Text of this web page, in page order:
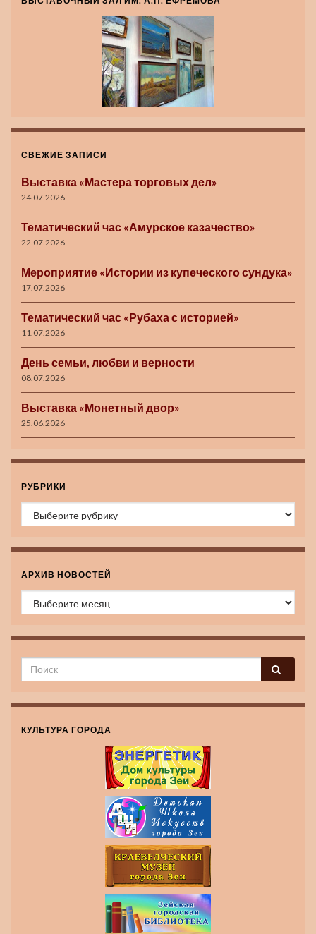
СВЕЖИЕ ЗАПИСИ
Выставка «Мастера торговых дел»
24.07.2026
Тематический час «Амурское казачество»
22.07.2026
Мероприятие «Истории из купеческого сундука»
17.07.2026
Тематический час «Рубаха с историей»
11.07.2026
День семьи, любви и верности
08.07.2026
Выставка «Монетный двор»
25.06.2026
РУБРИКИ
Рубрики
АРХИВ НОВОСТЕЙ
Архив новостей
КУЛЬТУРА ГОРОДА